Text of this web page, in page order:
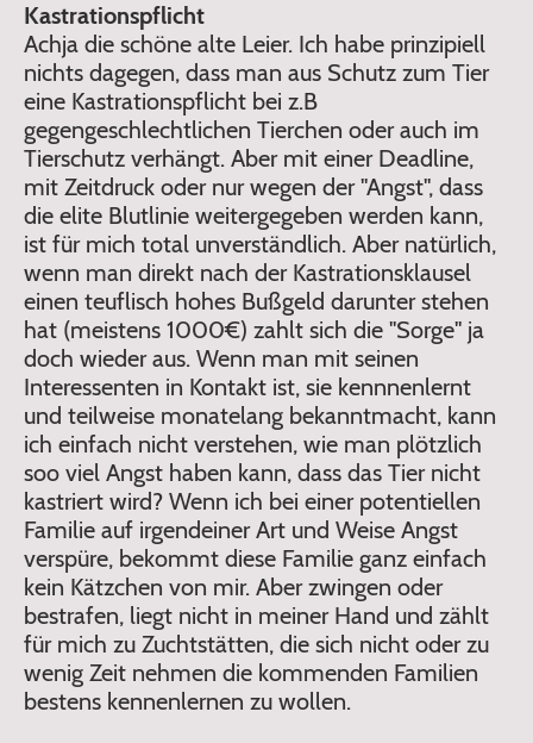
Kastrationspflicht
Achja die schöne alte Leier. Ich habe prinzipiell
nichts dagegen, dass man aus Schutz zum Tier
eine Kastrationspflicht bei z.B
gegengeschlechtlichen Tierchen oder auch im
Tierschutz verhängt. Aber mit einer Deadline,
mit Zeitdruck oder nur wegen der "Angst", dass
die elite Blutlinie weitergegeben werden kann,
ist für mich total unverständlich. Aber natürlich,
wenn man direkt nach der Kastrationsklausel
einen teuflisch hohes Bußgeld darunter stehen
hat (meistens 1000€) zahlt sich die "Sorge" ja
doch wieder aus. Wenn man mit seinen
Interessenten in Kontakt ist, sie kennnenlernt
und teilweise monatelang bekanntmacht, kann
ich einfach nicht verstehen, wie man plötzlich
soo viel Angst haben kann, dass das Tier nicht
kastriert wird? Wenn ich bei einer potentiellen
Familie auf irgendeiner Art und Weise Angst
verspüre, bekommt diese Familie ganz einfach
kein Kätzchen von mir. Aber zwingen oder
bestrafen, liegt nicht in meiner Hand und zählt
für mich zu Zuchtstätten, die sich nicht oder zu
wenig Zeit nehmen die kommenden Familien
bestens kennenlernen zu wollen.